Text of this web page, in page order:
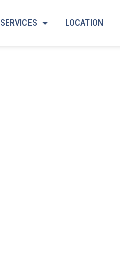
SERVICES LOCATION